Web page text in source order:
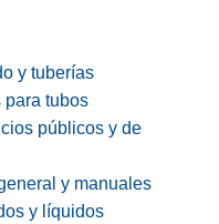
y tuberías
para tubos
públicos y de
y manuales
y líquidos